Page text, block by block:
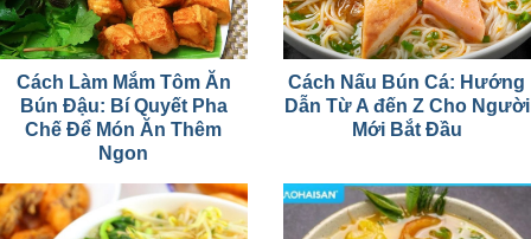
Cách Làm Mắm Tôm Ăn
Bún Đậu: Bí Quyết Pha
Chế Để Món Ăn Thêm
Ngon
Cách Nấu Bún Cá: Hướng
Dẫn Từ A đến Z Cho Người
Mới Bắt Đầu